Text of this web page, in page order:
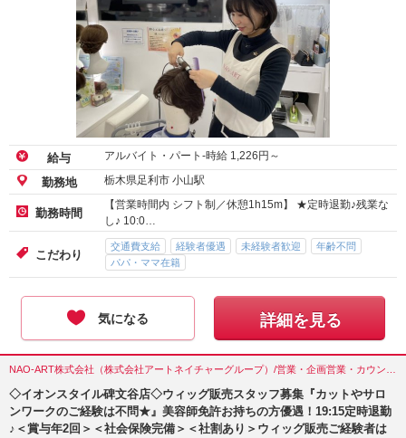
給与 アルバイト・パート-時給 1,226 円～
勤務地 栃木県足利市 小山駅
勤務時間
【営業時間内 シフト制／休憩1h15m】 ★定時退勤♪残業な
し♪ 10:0…
こだわり
交通費支給 経験者優遇 未経験者歓迎
年齢不問
パパ・ママ在籍
気になる 詳細を見る
◇イオンスタイル碑文谷店◇ウィッグ販売スタッフ募集『カットやサロ
ンワークのご経験は不問★』美容師免許お持ちの方優遇！19:15定時退勤
♪＜賞与年2回＞＜社会保険完備＞＜社割あり＞ウィッグ販売ご経験者は